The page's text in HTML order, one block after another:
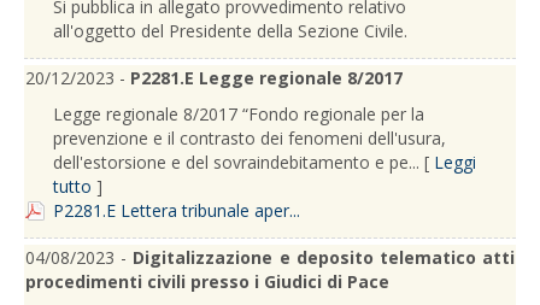
Si pubblica in allegato provvedimento relativo
all'oggetto del Presidente della Sezione Civile.
20/12/2023 - P2281.E Legge regionale 8/2017
Legge regionale 8/2017 “Fondo regionale per la
prevenzione e il contrasto dei fenomeni dell'usura,
dell'estorsione e del sovraindebitamento e pe... [ Leggi
tutto ]
P2281.E Lettera tribunale aper...
04/08/2023 - Digitalizzazione e deposito telematico atti
procedimenti civili presso i Giudici di Pace